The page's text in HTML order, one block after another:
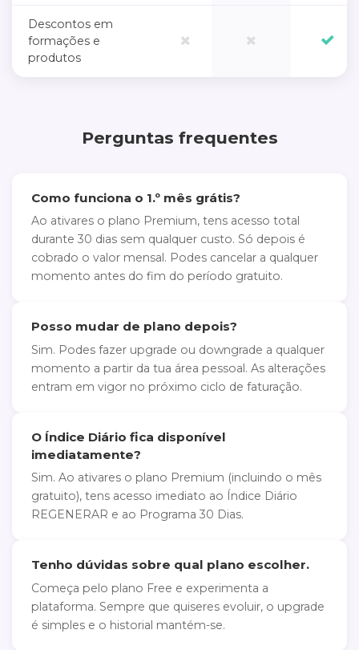
Descontos em
formações e
produtos
Perguntas frequentes
Como funciona o 1.º mês grátis?
Ao ativares o plano Premium, tens acesso total
durante 30 dias sem qualquer custo. Só depois é
cobrado o valor mensal. Podes cancelar a qualquer
momento antes do fim do período gratuito.
Posso mudar de plano depois?
Sim. Podes fazer upgrade ou downgrade a qualquer
momento a partir da tua área pessoal. As alterações
entram em vigor no próximo ciclo de faturação.
O Índice Diário fica disponível
imediatamente?
Sim. Ao ativares o plano Premium (incluindo o mês
gratuito), tens acesso imediato ao Índice Diário
REGENERAR e ao Programa 30 Dias.
Tenho dúvidas sobre qual plano escolher.
Começa pelo plano Free e experimenta a
plataforma. Sempre que quiseres evoluir, o upgrade
é simples e o historial mantém-se.